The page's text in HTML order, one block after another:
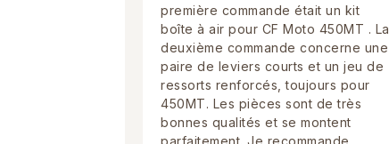
première commande était un kit
boîte à air pour CF Moto 450MT . La
deuxième commande concerne une
paire de leviers courts et un jeu de
ressorts renforcés, toujours pour
450MT. Les pièces sont de très
bonnes qualités et se montent
parfaitement. Je recommande